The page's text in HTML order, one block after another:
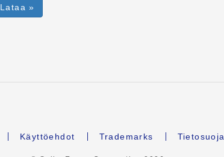
Lataa »
Käyttöehdot Trademarks